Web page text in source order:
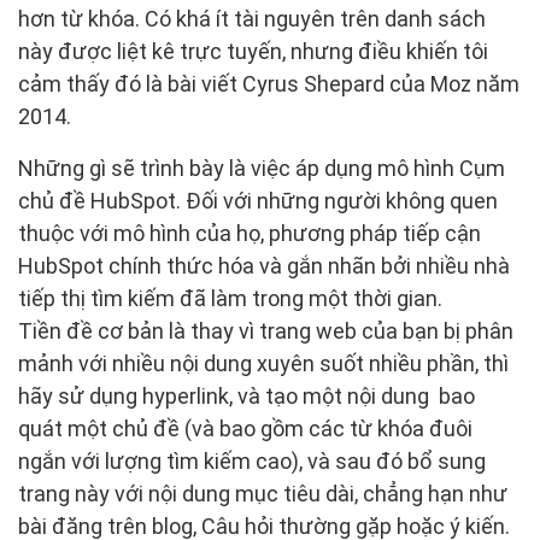
hơn từ khóa. Có khá ít tài nguyên trên danh sách
này được liệt kê trực tuyến, nhưng điều khiến tôi
cảm thấy đó là bài viết Cyrus Shepard của Moz năm
2014.
Những gì sẽ trình bày là việc áp dụng mô hình Cụm
chủ đề HubSpot. Đối với những người không quen
thuộc với mô hình của họ, phương pháp tiếp cận
HubSpot chính thức hóa và gắn nhãn bởi nhiều nhà
tiếp thị tìm kiếm đã làm trong một thời gian.
Tiền đề cơ bản là thay vì trang web của bạn bị phân
mảnh với nhiều nội dung xuyên suốt nhiều phần, thì
hãy sử dụng hyperlink, và tạo một nội dung bao
quát một chủ đề (và bao gồm các từ khóa đuôi
ngắn với lượng tìm kiếm cao), và sau đó bổ sung
trang này với nội dung mục tiêu dài, chẳng hạn như
bài đăng trên blog, Câu hỏi thường gặp hoặc ý kiến.